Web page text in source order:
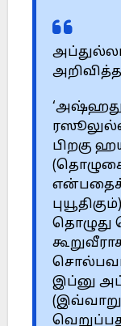
பிறகு
இப்னு